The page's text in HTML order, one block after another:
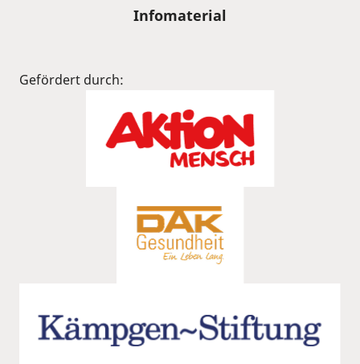
Infomaterial
Gefördert durch: